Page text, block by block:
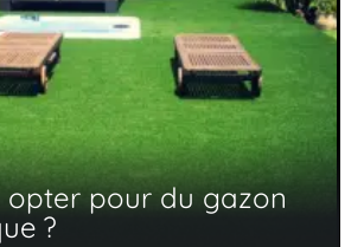
opter pour du gazon
?